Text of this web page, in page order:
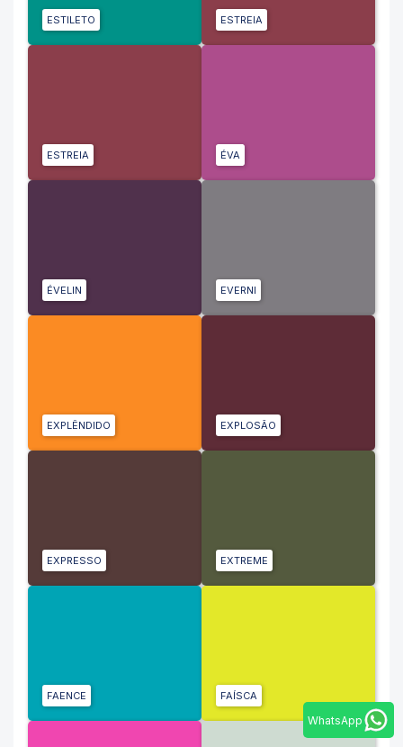
ESTILETO ESTREIA
ESTREIA ÉVA
ÉVELIN EVERNI
EXPLÊNDIDO EXPLOSÃO
EXPRESSO EXTREME
FAENCE FAÍSCA
WhatsApp